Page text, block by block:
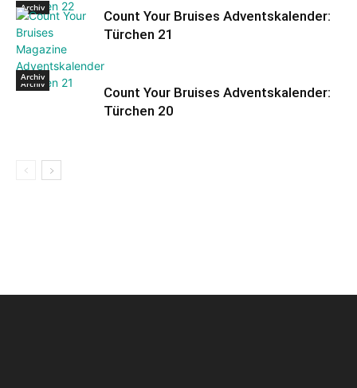
Archiv
Archiv
Count Your Bruises Adventskalender:
Türchen 21
Archiv
Count Your Bruises Adventskalender:
Türchen 20